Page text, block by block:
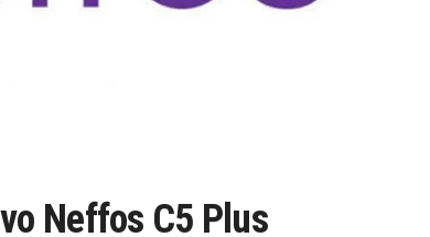
Neffos C5 Plus